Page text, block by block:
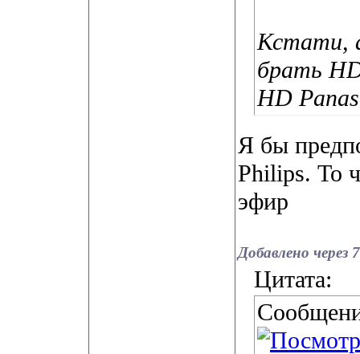
Кстати,
брать
HD
Я бы
Philips. То
эфир
Добавлено через
Цитата: